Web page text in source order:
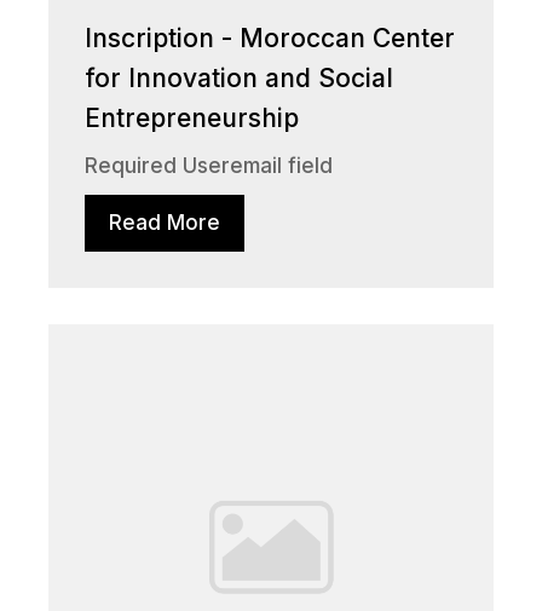
Inscription - Moroccan Center
for Innovation and Social
Entrepreneurship
Required Useremail field
Read More